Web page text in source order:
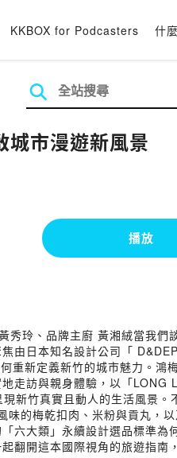
KKBOX for Podcasters 什
城市漫遊新風景
播放
秀玲、品牌主廚 黃湘絨當我們
由日本知名設計公司「
重新定義新竹的城市魅力。鴻
走訪與親身體驗，以「LONG
新竹真實且動人的生活風景。
的梅乾扣肉、米粉與貢丸，
六大類」永續設計選品標準為
翻開這本國際視角的旅遊指南